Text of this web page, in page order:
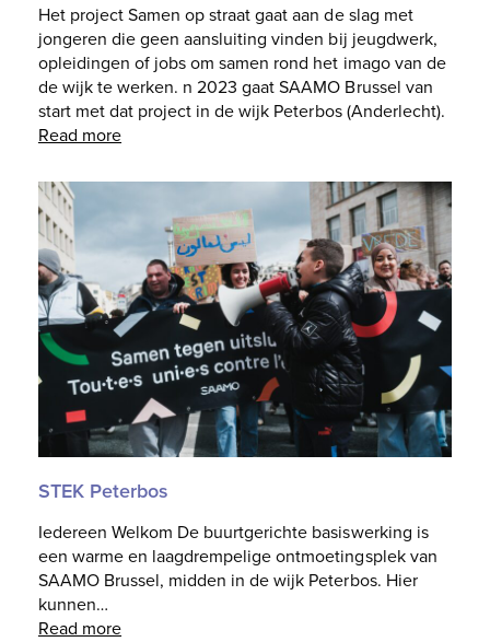
Het project Samen op straat gaat aan de slag met
jongeren die geen aansluiting vinden bij jeugdwerk,
opleidingen of jobs om samen rond het imago van de
de wijk te werken. n 2023 gaat SAAMO Brussel van
start met dat project in de wijk Peterbos (Anderlecht).
Read more
STEK Peterbos
Iedereen Welkom De buurtgerichte basiswerking is
een warme en laagdrempelige ontmoetingsplek van
SAAMO Brussel, midden in de wijk Peterbos. Hier
kunnen…
Read more